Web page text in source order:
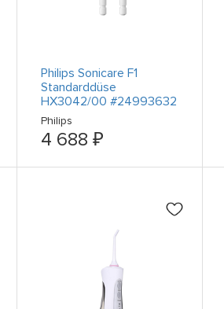
Philips Sonicare F1
Standarddüse
HX3042/00 #24993632
Philips
4 688 ₽